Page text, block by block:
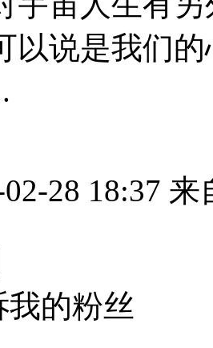
以说是我们
28 18:37 来
我的粉丝